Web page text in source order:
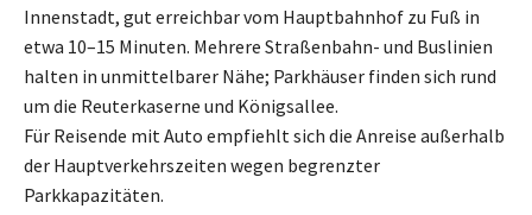
Innenstadt, gut erreichbar vom Hauptbahnhof zu Fuß in
etwa 10–15 Minuten. Mehrere Straßenbahn- und Buslinien
halten in unmittelbarer Nähe; Parkhäuser finden sich rund
um die Reuterkaserne und Königsallee.
Für Reisende mit Auto empfiehlt sich die Anreise außerhalb
der Hauptverkehrszeiten wegen begrenzter
Parkkapazitäten.